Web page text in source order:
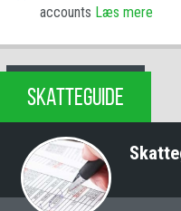
accounts Læs mere
SKATTEGUIDE